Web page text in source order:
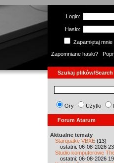
Login:
Hasło:
Zapamiętaj mnie
Zapomniane hasło?
Szukaj plików/
Gry Użytki
Forum Atarum
Aktualne tematy
Starquake VBXE (13)
ostatni: 06-08-2026
Studio komputerowe
ostatni: 06-08-2026